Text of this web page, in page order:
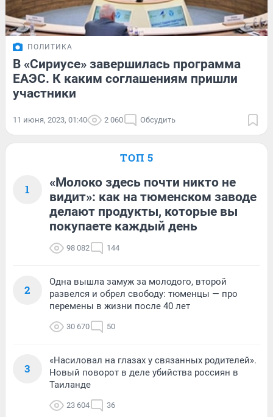
ПОЛИТИКА
В «Сириусе» завершилась программа
ЕАЭС. К каким соглашениям пришли
участники
11 июня, 2023, 01:40 2 060 Обсудить
ТОП 5
1
«Молоко здесь почти никто не
видит»: как на тюменском заводе
делают продукты, которые вы
покупаете каждый день
98 082 144
2
Одна вышла замуж за молодого, второй
развелся и обрел свободу: тюменцы — про
перемены в жизни после 40 лет
30 670 50
3
«Насиловал на глазах у связанных родителей».
Новый поворот в деле убийства россиян в
Таиланде
23 604 36